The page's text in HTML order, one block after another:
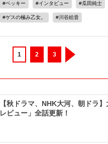
ベッキー インタビュー 瓜田純士
ゲスの極み乙女。 川谷絵音
1 2 3
【秋ドラマ、NHK大河、朝ドラ
レビュー」全話更新！